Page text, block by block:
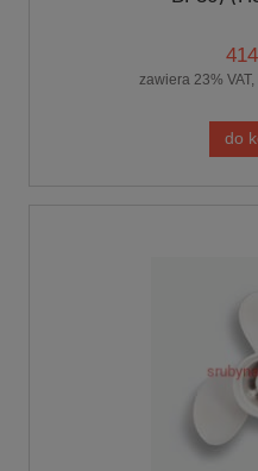
zawiera 23%
do